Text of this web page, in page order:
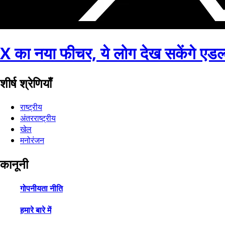
X का नया फीचर, ये लोग देख सकेंगे
शीर्ष श्रेणियाँ
राष्ट्रीय
अंतरराष्ट्रीय
खेल
मनोरंजन
कानूनी
गोपनीयता नीति
हमारे बारे में